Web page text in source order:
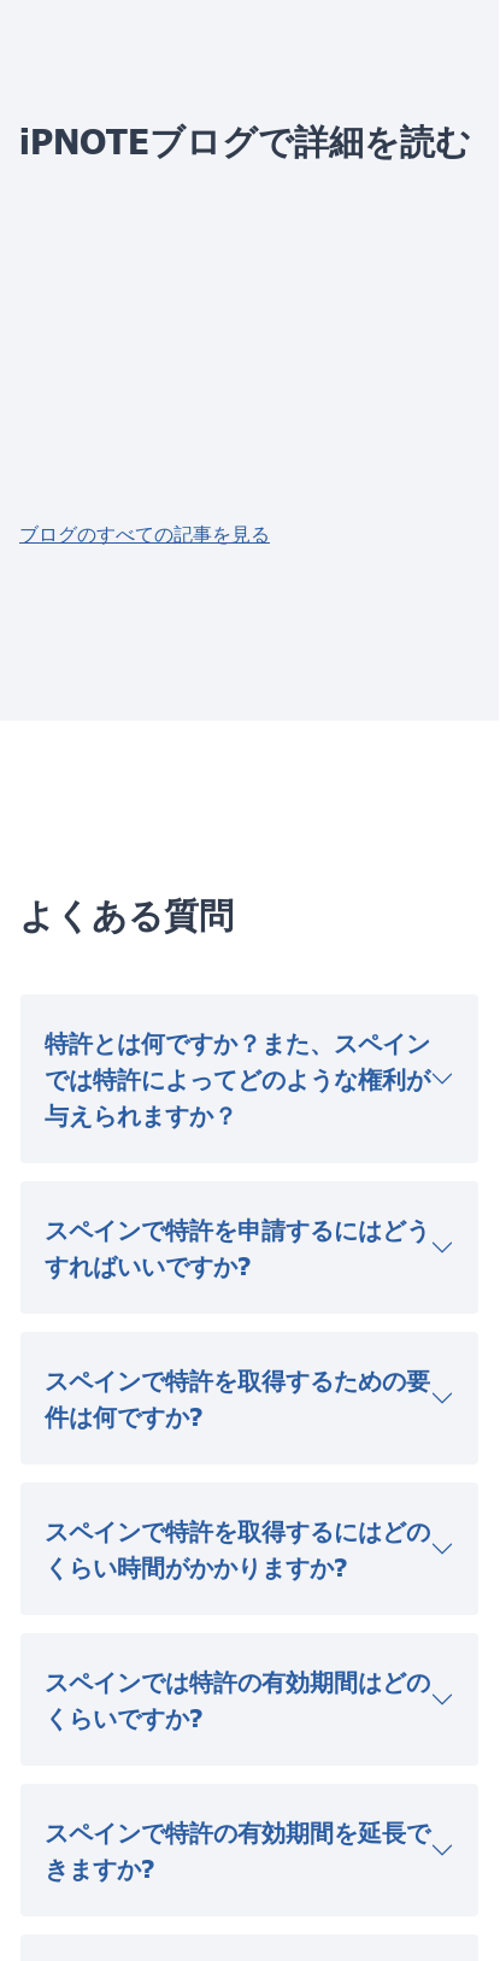
iPNOTEブログで詳細を読む
ブログのすべての記事を見る
よくある質問
特許とは何ですか？また、スペイン
では特許によってどのような権利が
与えられますか？
スペインで特許を申請するにはどう
すればいいですか?
スペインで特許を取得するための要
件は何ですか?
スペインで特許を取得するにはどの
くらい時間がかかりますか?
スペインでは特許の有効期間はどの
くらいですか?
スペインで特許の有効期間を延長で
きますか?